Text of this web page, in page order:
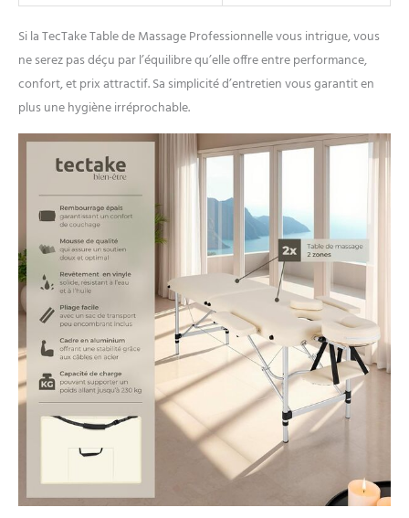
du tatouage. UN DESIGN
PROFESSIONNELS: Que vous
soyez dans le domaine du
massage, de l'esthétique ou
du tatouage, notre table
pour répondre à toutes vos
attentes. Avec une distance
des accoudoirs réglable et
une fonction de transport
incluse, elle offre une
flexibilité et une praticité
inégalées. La housse de
transport protège votre
table lors des déplacements,
assurant ainsi que vous et
vos clients bénéficierez
toujours de la meilleure
expérience possible.
Si la TecTake Table de Massage Professionnelle vous intrigue, vous
ne serez pas déçu par l’équilibre qu’elle offre entre performance,
confort, et prix attractif. Sa simplicité d’entretien vous garantit en
plus une hygiène irréprochable.